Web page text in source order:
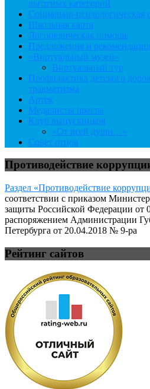
льготных категорий
Социально-психологическая
Школьная карта
Логопедическая помощь
Предложения и рекомендации
«Виртуальный музей»
Виртуальный тур
Профилактика детского
травматизма
Артек
Медалисты школы
Клуб выпускников
«От всей души…»
Совет отцов
Противодействие
Раздел «Противодействие
соответствии с приказом
защиты Российской Федерации от
распоряжением Администрации
Петербурга от 20.04.2018 № 9-ра
Рейтинг сайтов